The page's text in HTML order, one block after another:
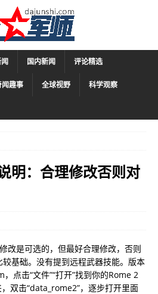
国内新闻 评论精选
闻趣事 全球视野 科学观察
明：合理修改否则对
改是可选的，但最好合理修改，否则
基础。没有提到远程武器技能。版本
点击“文件”“打开”找到你的Rome 2
双击“data_rome2”，逐步打开里面